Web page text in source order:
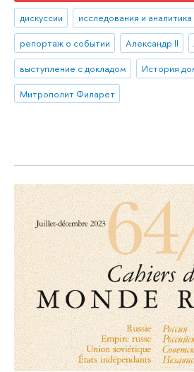
дискуссии
исследования и аналитика
репортаж о событии
Александр II
выступление с докладом
История
Митрополит Филарет